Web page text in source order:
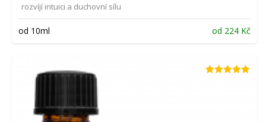
rozvíjí intuici a duchovní sílu
od 10ml od 224 Kč